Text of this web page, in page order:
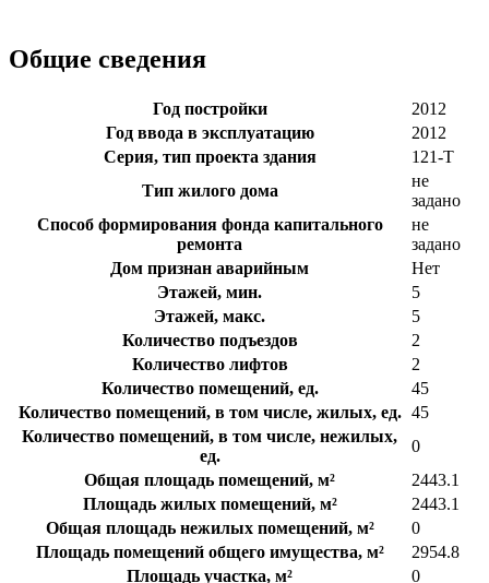
Общие сведения
Год постройки
2012
Год ввода в эксплуатацию
2012
Серия, тип проекта здания
121-Т
Тип жилого дома
не
задано
Способ формирования фонда капитального
ремонта
не
задано
Дом признан аварийным
Нет
Этажей, мин.
5
Этажей, макс.
5
Количество подъездов
2
Количество лифтов
2
Количество помещений, ед.
45
Количество помещений, в том числе, жилых, ед. 45
Количество помещений, в том числе, нежилых,
ед.
0
Общая площадь помещений, м²
2443.1
Площадь жилых помещений, м²
2443.1
Общая площадь нежилых помещений, м²
0
Площадь помещений общего имущества, м²
2954.8
Площадь участка, м²
0